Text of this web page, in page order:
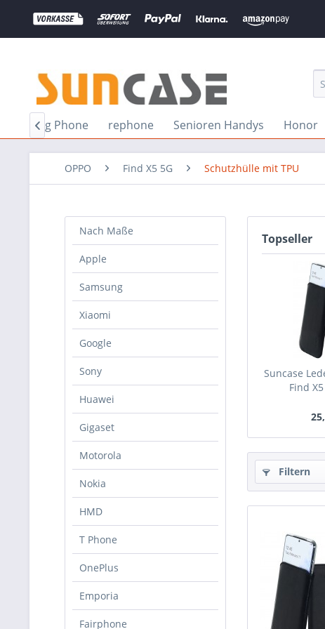
Nothing Phone rephone Senioren Handys Honor

OPPO Find X5 5G Schutzhülle mit TPU
Nach Maße
Apple
Samsung
Xiaomi
Google
Sony
Huawei
Gigaset
Motorola
Nokia
HMD
T Phone
OnePlus
Emporia
Fairphone
Topseller
Suncase
Find
Filtern